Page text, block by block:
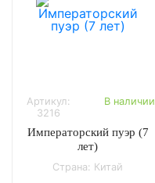
Артикул:
3216
В наличии
Императорский пуэр (7
лет)
Страна: Китай